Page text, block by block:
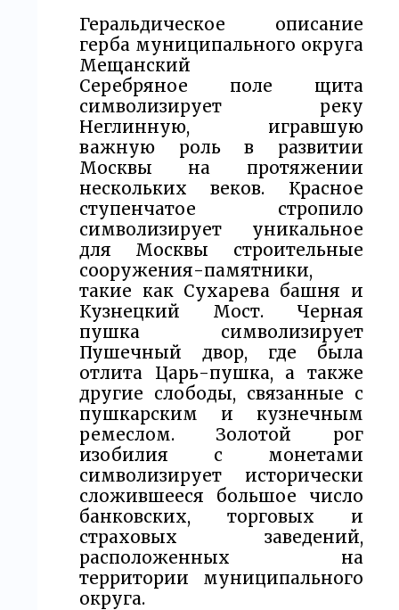
Геральдическое описание
герба муниципального округа
Мещанский
Серебряное поле щита
символизирует реку
Неглинную, игравшую
важную роль в развитии
Москвы на протяжении
нескольких веков. Красное
ступенчатое стропило
символизирует уникальное
для Москвы строительные
сооружения-памятники,
такие как Сухарева башня и
Кузнецкий Мост. Черная
пушка символизирует
Пушечный двор, где была
отлита Царь-пушка, а также
другие слободы, связанные с
пушкарским и кузнечным
ремеслом. Золотой рог
изобилия с монетами
символизирует исторически
сложившееся большое число
банковских, торговых и
страховых заведений,
расположенных на
территории муниципального
округа.